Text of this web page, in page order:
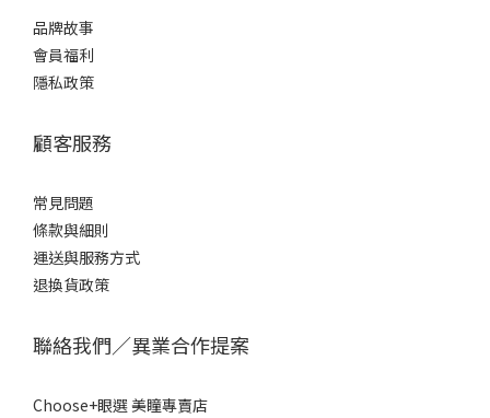
品牌故事
會員福利
隱私政策
顧客服務
常見問題
條款與細則
運送與服務方式
退換貨政策
聯絡我們／異業合作提案
Choose+眼選 美瞳專賣店